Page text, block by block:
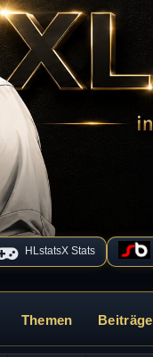
HLstatsX Stats
Themen Beiträge